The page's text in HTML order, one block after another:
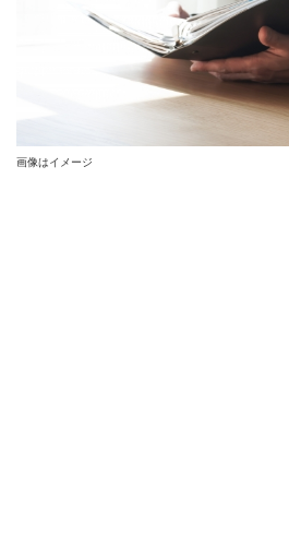
画像はイメージ